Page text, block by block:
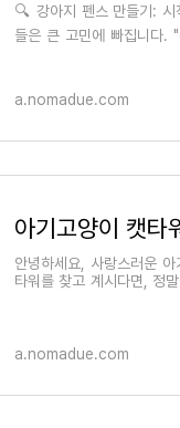
🔍 강아지 펜스 만들기: 시
들은 큰 고민에 빠집니다.
a.nomadue.com
안녕하세요, 사랑스러운
타워를 찾고 계시다면, 정
a.nomadue.com